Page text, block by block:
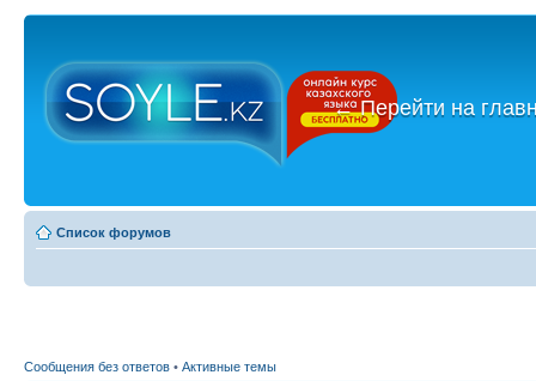
←Перейти на
Список форумов
Сообщения без ответов • Активные темы